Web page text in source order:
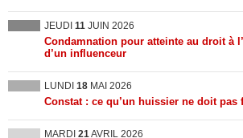
JEUDI 11 JUIN 2026
Condamnation pour atteinte au droit à
d’un influenceur
LUNDI 18 MAI 2026
Constat : ce qu’un huissier ne doit pas
MARDI 21AVRIL 2026